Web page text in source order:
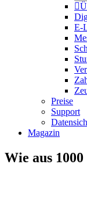

E-
Preise
Support
Magazin
Wie aus